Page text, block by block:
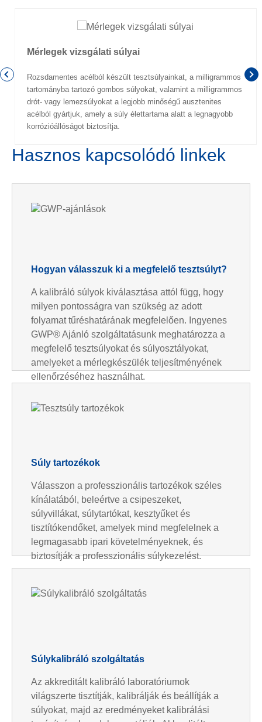
Mérlegek vizsgálati súlyai
Rozsdamentes acélból készült tesztsúlyainkat, a milligrammos
tartományba tartozó gombos súlyokat, valamint a milligrammos
drót- vagy lemezsúlyokat a legjobb minőségű ausztenites
acélból gyártjuk, amely a súly élettartama alatt a legnagyobb
korrózióállóságot biztosítja.
Hasznos kapcsolódó linkek
Hogyan válasszuk ki a megfelelő tesztsúlyt?
A kalibráló súlyok kiválasztása attól függ, hogy
milyen pontosságra van szükség az adott
folyamat tűréshatárának megfelelően. Ingyenes
GWP® Ajánló szolgáltatásunk meghatározza a
megfelelő tesztsúlyokat és súlyosztályokat,
amelyeket a mérlegkészülék teljesítményének
ellenőrzéséhez használhat.
Súly tartozékok
Válasszon a professzionális tartozékok széles
kínálatából, beleértve a csipeszeket,
súlyvillákat, súlytartókat, kesztyűket és
tisztítókendőket, amelyek mind megfelelnek a
legmagasabb ipari követelményeknek, és
biztosítják a professzionális súlykezelést.
Súlykalibráló szolgáltatás
Az akkreditált kalibráló laboratóriumok
világszerte tisztítják, kalibrálják és beállítják a
súlyokat, majd az eredményeket kalibrálási